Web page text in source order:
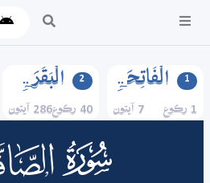
1 الۡفَاتِحَۃِ
1 رڪوع 7 آيتون
2 الۡبَقَرَۃِ
40 رڪوع 286 آيتون
surah